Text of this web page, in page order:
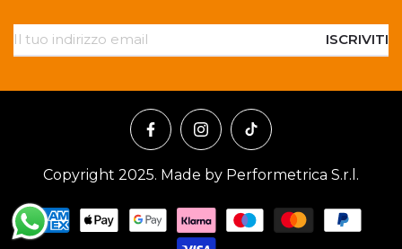
ISCRIVITI
Copyright 2025. Made by Performetrica S.r.l.